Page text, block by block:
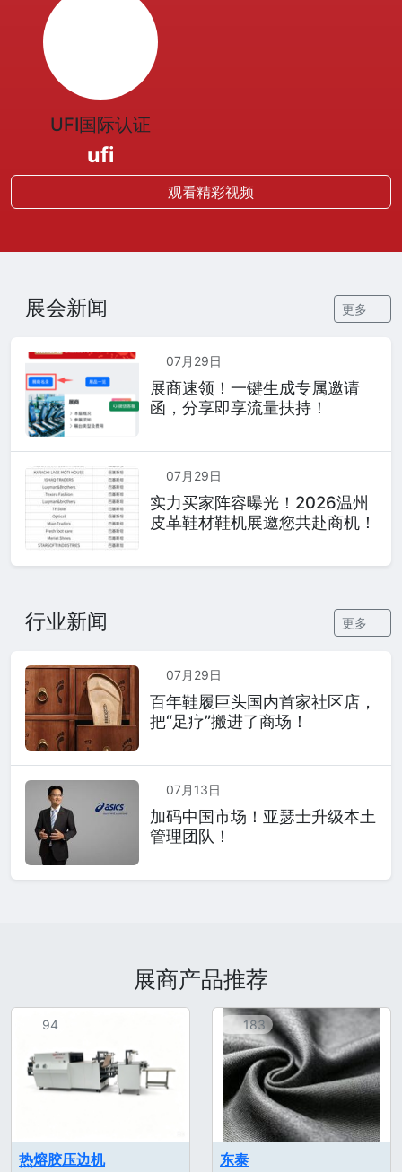
UFI国际认证
ufi
观看精彩视频
展会新闻 更多
07月29日
展商速领！一键生成专属邀请
函，分享即享流量扶持！
07月29日
实力买家阵容曝光！2026温州
皮革鞋材鞋机展邀您共赴商机！
行业新闻 更多
07月29日
百年鞋履巨头国内首家社区店，
把“足疗”搬进了商场！
07月13日
加码中国市场！亚瑟士升级本土
管理团队！
展商产品推荐
94
热熔胶压边机
183
东泰